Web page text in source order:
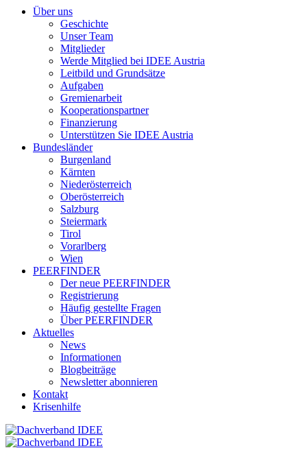
Über uns
Geschichte
Unser Team
Mitglieder
Werde Mitglied bei IDEE Austria
Leitbild und Grundsätze
Aufgaben
Gremienarbeit
Kooperationspartner
Finanzierung
Unterstützen Sie IDEE Austria
Bundesländer
Burgenland
Kärnten
Niederösterreich
Oberösterreich
Salzburg
Steiermark
Tirol
Vorarlberg
Wien
PEERFINDER
Der neue PEERFINDER
Registrierung
Häufig gestellte Fragen
Über PEERFINDER
Aktuelles
News
Informationen
Blogbeiträge
Newsletter abonnieren
Kontakt
Krisenhilfe